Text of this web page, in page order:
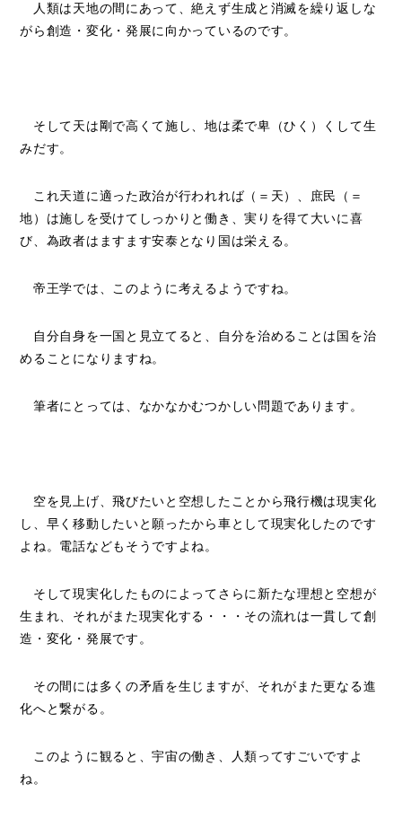
人類は天地の間にあって、絶えず生成と消滅を繰り返しな
がら創造・変化・発展に向かっているのです。
そして天は剛で高くて施し、地は柔で卑（ひく）くして生
みだす。
これ天道に適った政治が行われれば（＝天）、庶民（＝
地）は施しを受けてしっかりと働き、実りを得て大いに喜
び、為政者はますます安泰となり国は栄える。
帝王学では、このように考えるようですね。
自分自身を一国と見立てると、自分を治めることは国を治
めることになりますね。
筆者にとっては、なかなかむつかしい問題であります。
空を見上げ、飛びたいと空想したことから飛行機は現実化
し、早く移動したいと願ったから車として現実化したのです
よね。電話などもそうですよね。
そして現実化したものによってさらに新たな理想と空想が
生まれ、それがまた現実化する・・・その流れは一貫して創
造・変化・発展です。
その間には多くの矛盾を生じますが、それがまた更なる進
化へと繋がる。
このように観ると、宇宙の働き、人類ってすごいですよ
ね。